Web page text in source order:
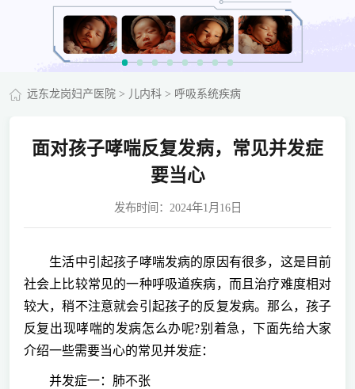
远东龙岗妇产医院> 儿内科> 呼吸系统疾病
面对孩子哮喘反复发病，常见并发症
要当心
发布时间：2024年1月16日
生活中引起孩子哮喘发病的原因有很多，这是目前
社会上比较常见的一种呼吸道疾病，而且治疗难度相对
较大，稍不注意就会引起孩子的反复发病。那么，孩子
反复出现哮喘的发病怎么办呢?别着急，下面先给大家
介绍一些需要当心的常见并发症：
并发症一：肺不张